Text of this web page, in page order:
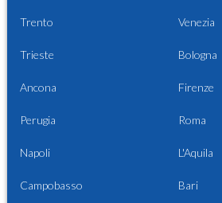
Trento Venezia
Trieste Bologna
Ancona Firenze
Perugia Roma
Napoli L'Aquila
Campobasso Bari